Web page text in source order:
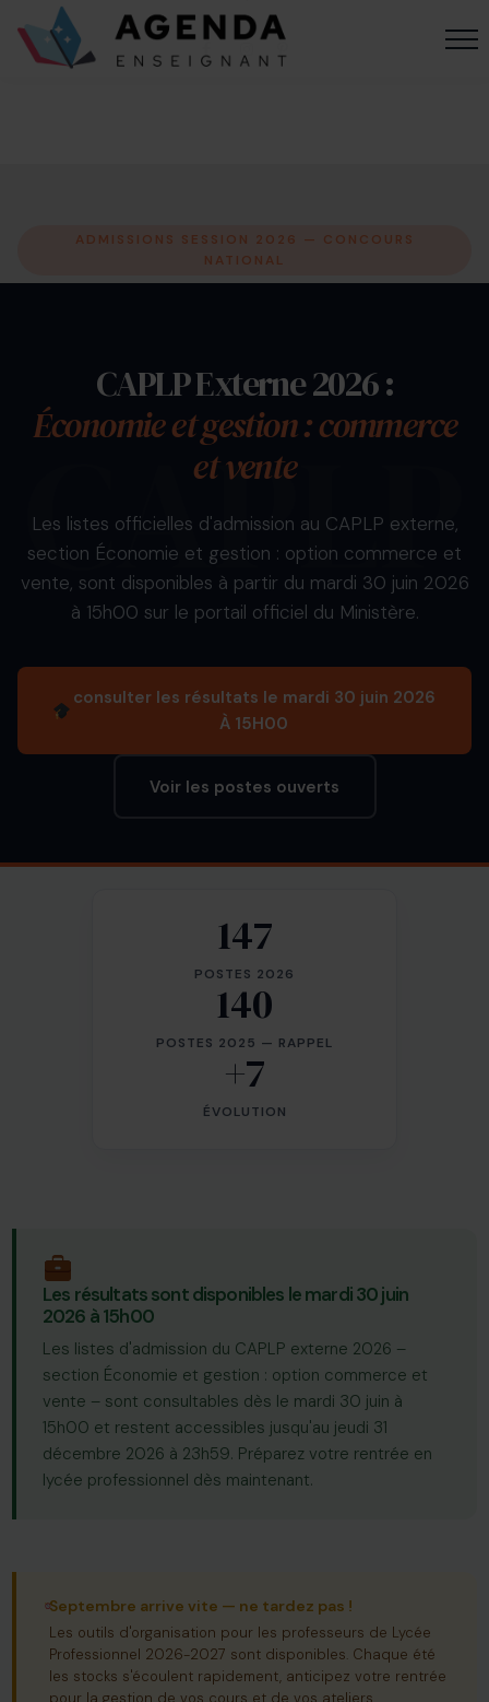
ADMISSIONS SESSION 2026 — CONCOURS
NATIONAL
CAPLP Externe 2026 :
Économie et gestion : commerce
et vente
Les listes officielles d'admission au CAPLP externe,
section Économie et gestion : option commerce et
vente, sont disponibles à partir du mardi 30 juin 2026
à 15h00 sur le portail officiel du Ministère.
consulter les résultats le mardi 30 juin 2026
À 15H00
Voir les postes ouverts
147
POSTES 2026
140
POSTES 2025 — RAPPEL
+7
ÉVOLUTION
Les résultats sont disponibles le mardi 30 juin
2026 à 15h00
Les listes d'admission du CAPLP externe 2026 –
section Économie et gestion : option commerce et
vente – sont consultables dès le mardi 30 juin à
15h00 et restent accessibles jusqu'au jeudi 31
décembre 2026 à 23h59. Préparez votre rentrée en
lycée professionnel dès maintenant.
Septembre arrive vite — ne tardez pas !
Les outils d'organisation pour les professeurs de Lycée
Professionnel 2026-2027 sont disponibles. Chaque été
les stocks s'écoulent rapidement, anticipez votre rentrée
pour la gestion de vos cours et de vos ateliers